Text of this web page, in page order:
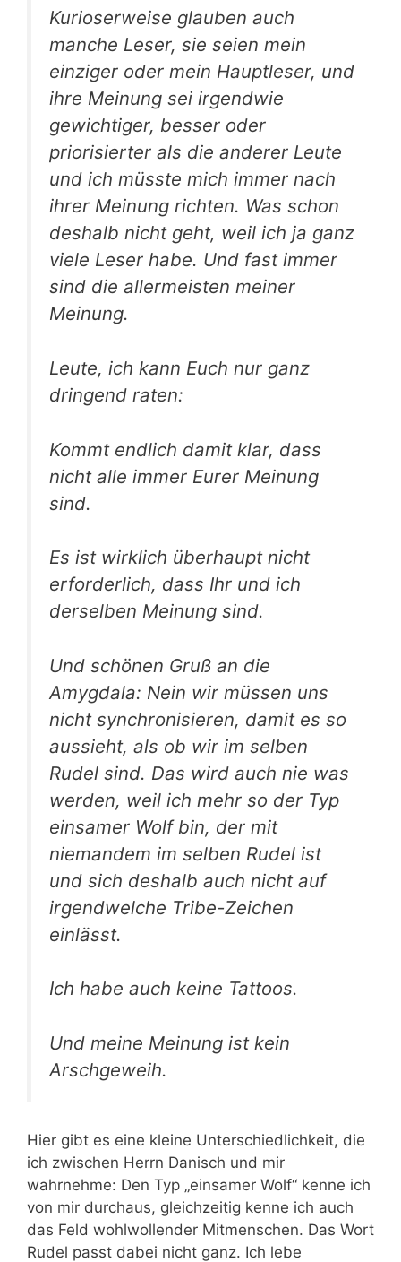
Kurioserweise glauben auch
manche Leser, sie seien mein
einziger oder mein Hauptleser, und
ihre Meinung sei irgendwie
gewichtiger, besser oder
priorisierter als die anderer Leute
und ich müsste mich immer nach
ihrer Meinung richten. Was schon
deshalb nicht geht, weil ich ja ganz
viele Leser habe. Und fast immer
sind die allermeisten meiner
Meinung.
Leute, ich kann Euch nur ganz
dringend raten:
Kommt endlich damit klar, dass
nicht alle immer Eurer Meinung
sind.
Es ist wirklich überhaupt nicht
erforderlich, dass Ihr und ich
derselben Meinung sind.
Und schönen Gruß an die
Amygdala: Nein wir müssen uns
nicht synchronisieren, damit es so
aussieht, als ob wir im selben
Rudel sind. Das wird auch nie was
werden, weil ich mehr so der Typ
einsamer Wolf bin, der mit
niemandem im selben Rudel ist
und sich deshalb auch nicht auf
irgendwelche Tribe-Zeichen
einlässt.
Ich habe auch keine Tattoos.
Und meine Meinung ist kein
Arschgeweih.
Hier gibt es eine kleine Unterschiedlichkeit, die
ich zwischen Herrn Danisch und mir
wahrnehme: Den Typ „einsamer Wolf“ kenne ich
von mir durchaus, gleichzeitig kenne ich auch
das Feld wohlwollender Mitmenschen. Das Wort
Rudel passt dabei nicht ganz. Ich lebe